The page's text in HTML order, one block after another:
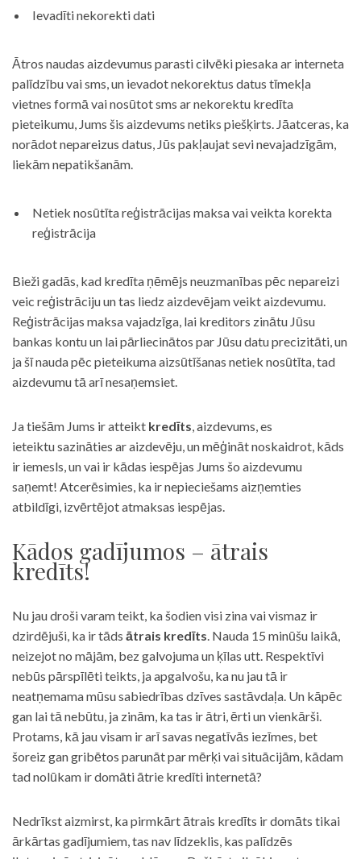
Ievadīti nekorekti dati
Ātros naudas aizdevumus parasti cilvēki piesaka ar interneta
palīdzību vai sms, un ievadot nekorektus datus tīmekļa
vietnes formā vai nosūtot sms ar nekorektu kredīta
pieteikumu, Jums šis aizdevums netiks piešķirts. Jāatceras, ka
norādot nepareizus datus, Jūs pakļaujat sevi nevajadzīgām,
liekām nepatikšanām.
Netiek nosūtīta reģistrācijas maksa vai veikta korekta
reģistrācija
Bieži gadās, kad kredīta ņēmējs neuzmanības pēc nepareizi
veic reģistrāciju un tas liedz aizdevējam veikt aizdevumu.
Reģistrācijas maksa vajadzīga, lai kreditors zinātu Jūsu
bankas kontu un lai pārliecinātos par Jūsu datu precizitāti, un
ja šī nauda pēc pieteikuma aizsūtīšanas netiek nosūtīta, tad
aizdevumu tā arī nesaņemsiet.
Ja tiešām Jums ir atteikt kredīts, aizdevums, es
ieteiktu sazināties ar aizdevēju, un mēģināt noskaidrot, kāds
ir iemesls, un vai ir kādas iespējas Jums šo aizdevumu
saņemt! Atcerēsimies, ka ir nepieciešams aizņemties
atbildīgi, izvērtējot atmaksas iespējas.
Kādos gadījumos – ātrais
kredīts!
Nu jau droši varam teikt, ka šodien visi zina vai vismaz ir
dzirdējuši, ka ir tāds ātrais kredīts. Nauda 15 minūšu laikā,
neizejot no mājām, bez galvojuma un ķīlas utt. Respektīvi
nebūs pārspīlēti teikts, ja apgalvošu, ka nu jau tā ir
neatņemama mūsu sabiedrības dzīves sastāvdaļa. Un kāpēc
gan lai tā nebūtu, ja zinām, ka tas ir ātri, ērti un vienkārši.
Protams, kā jau visam ir arī savas negatīvās iezīmes, bet
šoreiz gan gribētos parunāt par mērķi vai situācijām, kādam
tad nolūkam ir domāti ātrie kredīti internetā?
Nedrīkst aizmirst, ka pirmkārt ātrais kredīts ir domāts tikai
ārkārtas gadījumiem, tas nav līdzeklis, kas palīdzēs